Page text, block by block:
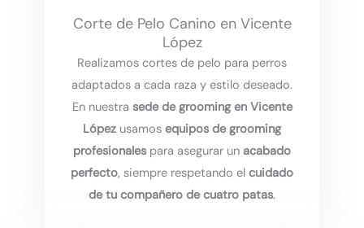
Corte de Pelo Canino en Vicente
López
Realizamos cortes de pelo para perros
adaptados a cada raza y estilo deseado.
En nuestra sede de grooming en Vicente
López usamos equipos de grooming
profesionales para asegurar un acabado
perfecto, siempre respetando el cuidado
de tu compañero de cuatro patas.